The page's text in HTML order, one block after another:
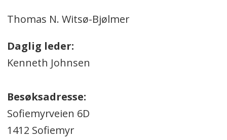
Thomas N. Witsø-Bjølmer
Daglig leder:
Kenneth Johnsen
Besøksadresse:
Sofiemyrveien 6D
1412 Sofiemyr